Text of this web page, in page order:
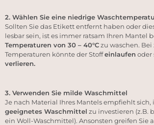
2. Wählen Sie eine niedrige
Sollten Sie das Etikett entfernt haben oder
lesbar sein, ist es immer ratsam Ihren Mantel
Temperaturen von 30 – 40°Czu waschen.
Temperaturen könnte der Stoffeinlaufen oder
verlieren.
3. Verwenden Sie milde Waschmittel
Je nach Material Ihres Mantels empfiehlt sich,
geeignetes Waschmittel zu investieren (z.B.
ein Woll-Waschmittel). Ansonsten greifen Sie